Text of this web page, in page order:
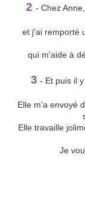
2 - Chez Anne,
et j'ai remporté
qui m'aide à
3 - Et puis il
Elle m'a envoyé
Elle travaille
Je